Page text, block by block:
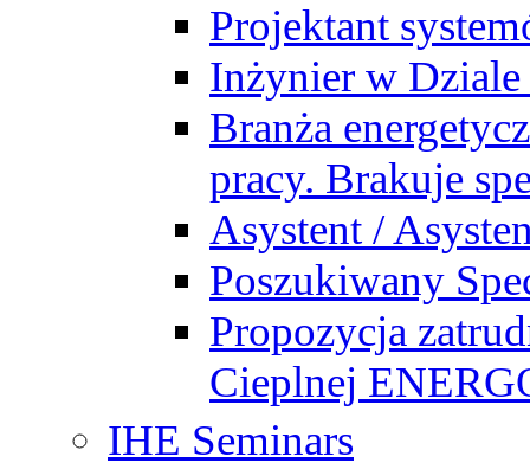
Projektant
Inżynier w
Branża
pracy. Brakuje
Asystent /
Poszukiwany
Propozycja
Cieplnej
IHE Seminars